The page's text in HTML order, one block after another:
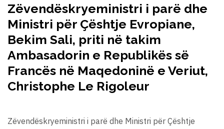
Zëvendëskryeministri i parë dhe
Ministri për Çështje Evropiane,
Bekim Sali, priti në takim
Ambasadorin e Republikës së
Francës në Maqedoninë e Veriut,
Christophe Le Rigoleur
Zëvendëskryeministri i parë dhe Ministri për Çështje